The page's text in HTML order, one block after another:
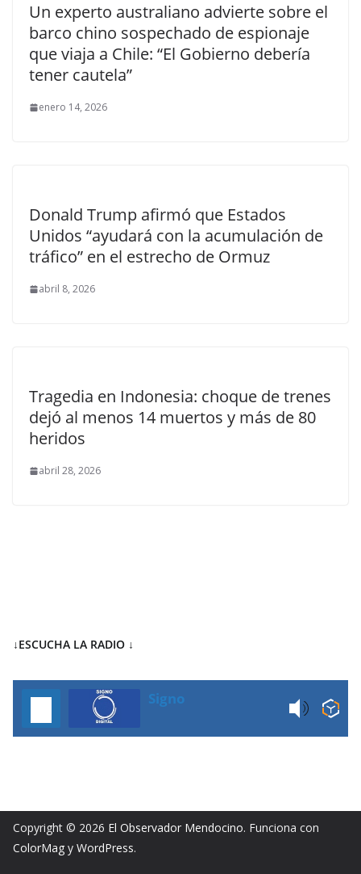
Un experto australiano advierte sobre el
barco chino sospechado de espionaje
que viaja a Chile: “El Gobierno debería
tener cautela”
enero 14, 2026
Donald Trump afirmó que Estados
Unidos “ayudará con la acumulación de
tráfico” en el estrecho de Ormuz
abril 8, 2026
Tragedia en Indonesia: choque de trenes
dejó al menos 14 muertos y más de 80
heridos
abril 28, 2026
↓ESCUCHA LA RADIO ↓
Signo
Copyright © 2026 El Observador Mendocino. Funciona con
ColorMag y WordPress.